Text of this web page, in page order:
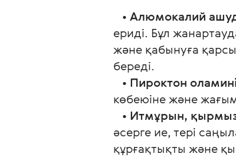
• Алюмокалий
ериді. Бұл
және қабынуға қарсы
береді.
• Пироктон
көбеюіне және
• Итмұрын,
әсерге ие, тері
құрғақтықты және